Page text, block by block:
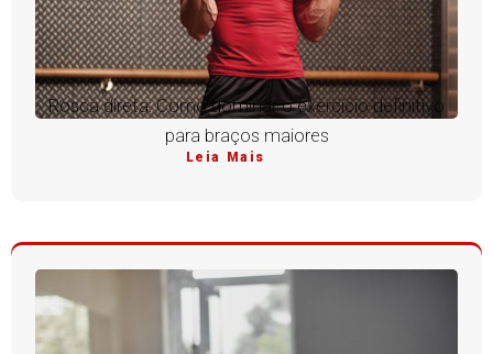
Rosca direta: Como dominar o exercício definitivo
para braços maiores
Leia Mais